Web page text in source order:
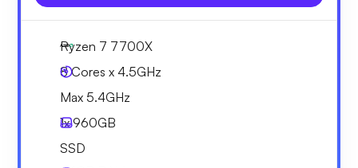
Ryzen 7 7700X
8 Cores x 4.5GHz
Max 5.4GHz
1x960GB
SSD